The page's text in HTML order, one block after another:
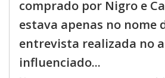
comprado por Nigro e
estava apenas no nome
entrevista realizada no
influenciado...